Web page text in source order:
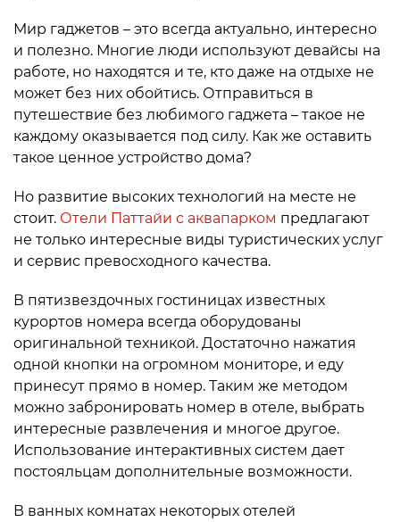
Мир гаджетов – это всегда актуально, интересно
и полезно. Многие люди используют девайсы на
работе, но находятся и те, кто даже на отдыхе не
может без них обойтись. Отправиться в
путешествие без любимого гаджета – такое не
каждому оказывается под силу. Как же оставить
такое ценное устройство дома?
Но развитие высоких технологий на месте не
стоит. Отели Паттайи с аквапарком предлагают
не только интересные виды туристических услуг
и сервис превосходного качества.
В пятизвездочных гостиницах известных
курортов номера всегда оборудованы
оригинальной техникой. Достаточно нажатия
одной кнопки на огромном мониторе, и еду
принесут прямо в номер. Таким же методом
можно забронировать номер в отеле, выбрать
интересные развлечения и многое другое.
Использование интерактивных систем дает
постояльцам дополнительные возможности.
В ванных комнатах некоторых отелей